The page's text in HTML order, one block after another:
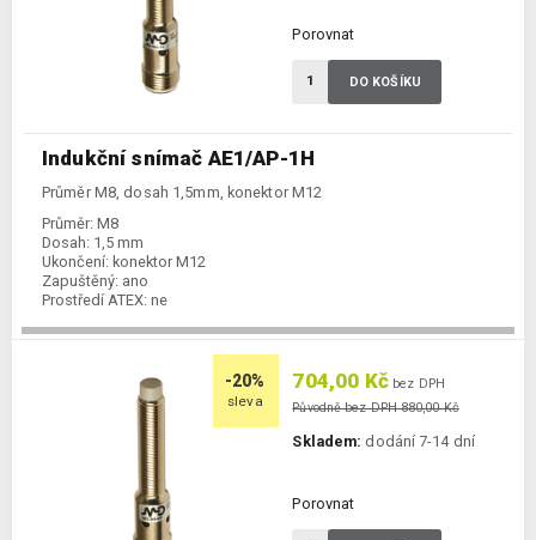
Indukční snímač AE1/AP-1H
Průměr M8, dosah 1,5mm, konektor M12
Průměr: M8
Dosah: 1,5 mm
Ukončení: konektor M12
Zapuštěný: ano
Prostředí ATEX: ne
Porovnat
DO KOŠÍKU
-20%
sleva
704,00 Kč bez DPH
Původně bez DPH 880,00 Kč
Skladem: dodání 7-14 dní
Porovnat